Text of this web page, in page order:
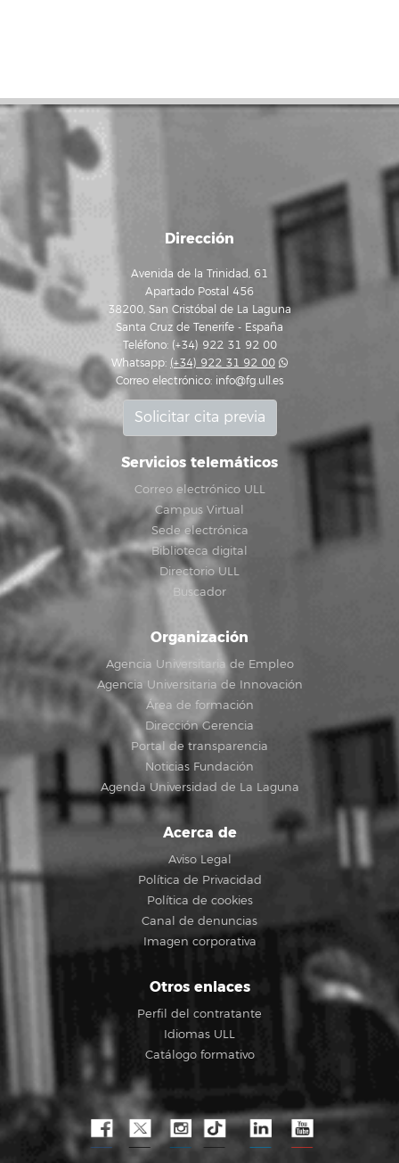
Dirección
Avenida de la Trinidad, 61
Apartado Postal 456
38200, San Cristóbal de La Laguna
Santa Cruz de Tenerife - España
Teléfono: (+34) 922 31 92 00
Whatsapp: (+34) 922 31 92 00
Correo electrónico: info@fg.ull.es
Solicitar cita previa
Servicios telemáticos
Correo electrónico ULL
Campus Virtual
Sede electrónica
Biblioteca digital
Directorio ULL
Buscador
Organización
Agencia Universitaria de Empleo
Agencia Universitaria de Innovación
Área de formación
Dirección Gerencia
Portal de transparencia
Noticias Fundación
Agenda Universidad de La Laguna
Acerca de
Aviso Legal
Política de Privacidad
Política de cookies
Canal de denuncias
Imagen corporativa
Otros enlaces
Perfil del contratante
Idiomas ULL
Catálogo formativo